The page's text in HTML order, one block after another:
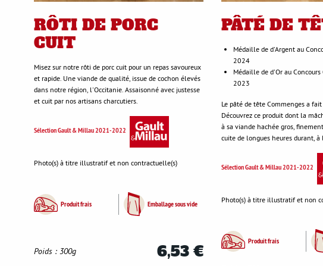
RÔTI DE PORC
CUIT
Misez sur notre rôti de porc cuit pour un repas savoureux
et rapide. Une viande de qualité, issue de cochon élevés
dans notre région, l'Occitanie. Assaisonné avec justesse
et cuit par nos artisans charcutiers.
Sélection Gault & Millau 2021-2022
Photo(s) à titre illustratif et non contractuelle(s)
Produit frais Emballage sous vide
Poids : 300g 6,53 €
PÂTÉ DE
Médaille de d'Argent au
2024
Médaille de d'Or au
2023
Le pâté de tête Commenges a
Découvrez ce produit dont la
à sa viande hachée gros,
cuite de longues heures durant, à
Sélection Gault & Millau 2021-2022
Photo(s) à titre illustratif et non
Produit frais